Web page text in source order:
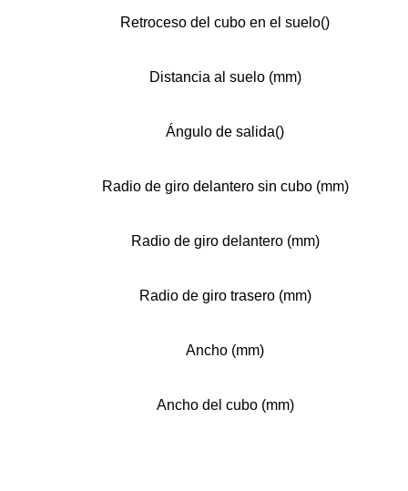
Retroceso del cubo en el suelo()
Distancia al suelo (mm)
Ángulo de salida()
Radio de giro delantero sin cubo (mm)
Radio de giro delantero (mm)
Radio de giro trasero (mm)
Ancho (mm)
Ancho del cubo (mm)